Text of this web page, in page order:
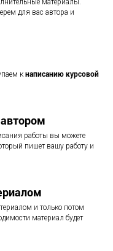
материалы.
для вас автора и
к написанию курсовой
работы вы можете
пишет вашу работу и
и только потом
материал будет